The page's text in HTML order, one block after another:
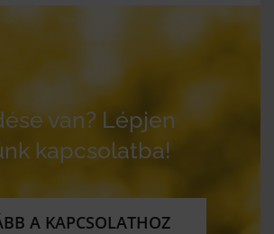
van? Lépjen
kapcsolatba!
A KAPCSOLATHOZ